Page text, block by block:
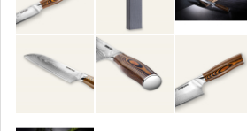
Turistické
Speciální 4
Nože s pevnou čepeľou